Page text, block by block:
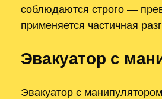
соблюдаются строго —
применяется частичная
Эвакуатор с
Эвакуатор с